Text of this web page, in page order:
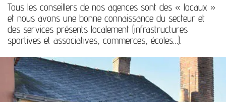
Tous les conseillers de nos agences sont des « locaux »
et nous avons une bonne connaissance du secteur et
des services présents localement (infrastructures
sportives et associatives, commerces, écoles…).